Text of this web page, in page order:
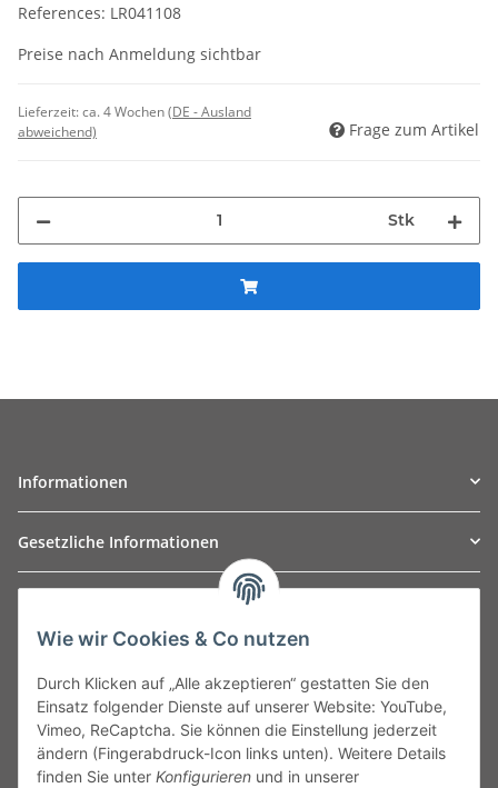
References: LR041108
Preise nach Anmeldung sichtbar
Lieferzeit:ca. 4 Wochen(DE - Ausland
abweichend)
Frage zum Artikel
Stk
Informationen
Gesetzliche Informationen
Leibnizstraße 2a
Germany
Phone:+49 40 5287270
Fax:+49 40 5281050
Email:sales@tow-automotive.de
Wie wir Cookies & Co nutzen
Durch Klicken auf „Alle akzeptieren“ gestatten Sie den
Einsatz folgender Dienste auf unserer Website: YouTube,
Vimeo, ReCaptcha. Sie können die Einstellung jederzeit
ändern (Fingerabdruck-Icon links unten). Weitere Details
finden Sie unter Konfigurieren und in unserer